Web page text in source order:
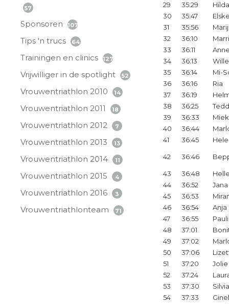
57
Sponsoren 107
Tips 'n trucs 64
Trainingen en clinics 127
Vrijwilliger in de spotlight 52
Vrouwentriathlon 2010 14
Vrouwentriathlon 2011 18
Vrouwentriathlon 2012 7
Vrouwentriathlon 2013 13
Vrouwentriathlon 2014 11
Vrouwentriathlon 2015 4
Vrouwentriathlon 2016 3
Vrouwentriathlonteam 71
29
35:29
Hilda
30
35:47
31
35:56
32
36:10
33
36:11
34
36:13
35
36:14
Mi-
36
36:16
Ria
37
36:19
38
36:25
39
36:33
40
36:44
41
36:45
42 36:46
43 36:48
44
36:52
Jana
45
36:53
46
36:54
Anja
47
36:55
48
37:01
49
37:02
50
37:06
51
37:20
Jolie
52
37:24
53
37:30
Silvia
54
37:33